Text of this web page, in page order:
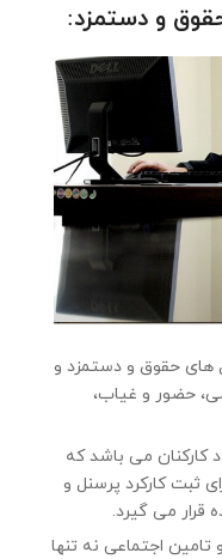
و دستمزد:
های حقوق و دستمزد و
حضور و غیاب،
كاركنان می باشد كه
ثبت كاركرد پرسنل و
قرار می گیرد.
تامین اجتماعی نه تنها